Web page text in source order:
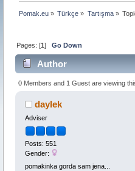
Pomak.eu » Türkçe » Tartışma»
Pages: [1]Go Down
Author
0 Members and 1 Guest are viewing
daylek
Adviser
Posts: 551
Gender:
pomakinka gorda sam jena...